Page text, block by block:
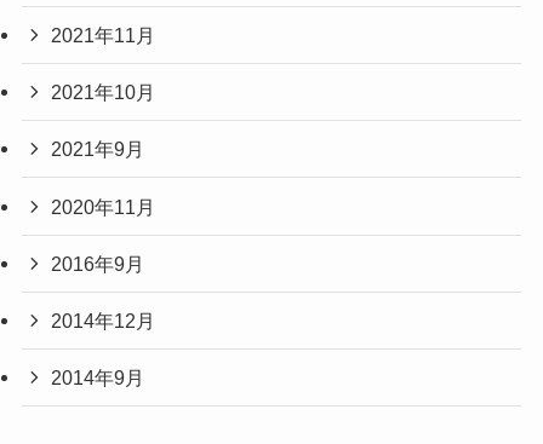
2021年11月
2021年10月
2021年9月
2020年11月
2016年9月
2014年12月
2014年9月